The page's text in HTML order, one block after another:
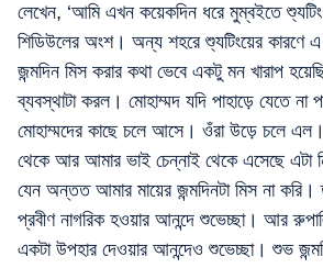
লেখেন, ‘আমি এখন কয়েকদিন ধরে মুম্বইতে
শিডিউলের অংশ। অন্য শহরে শ্যুটিংয়ের কারণে এ
জন্মদিন মিস করার কথা ভেবে একটু মন খারাপ
ব্যবস্থাটা করল। মোহাম্মদ যদি পাহাড়ে যেতে না
মোহাম্মদের কাছে চলে আসে। ওঁরা উড়ে চলে
থেকে আর আমার ভাই চেন্নাই থেকে এসেছে এটা
যেন অন্তত আমার মায়ের জন্মদিনটা মিস না
প্রবীণ নাগরিক হওয়ার আনন্দে শুভেচ্ছা। আর
একটা উপহার দেওয়ার আনন্দেও শুভেচ্ছা। শুভ